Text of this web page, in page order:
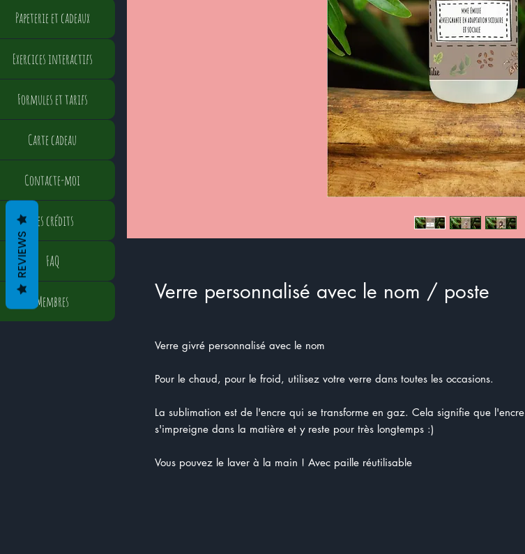
Verre personnalisé avec le nom / poste
Verre givré personnalisé avec le nom
Pour le chaud, pour le froid, utilisez votre verre dans toutes les occasions.
La sublimation est de l'encre qui se transforme en gaz. Cela signifie que l'encre
s'impreigne dans la matière et y reste pour très longtemps :)
Vous pouvez le laver à la main ! Avec paille réutilisable
Papeterie et cadeaux
Exercices interactifs
Formules et tarifs
Carte cadeau
Contacte-moi
Mes crédits
FAQ
Membres
REVIEWS